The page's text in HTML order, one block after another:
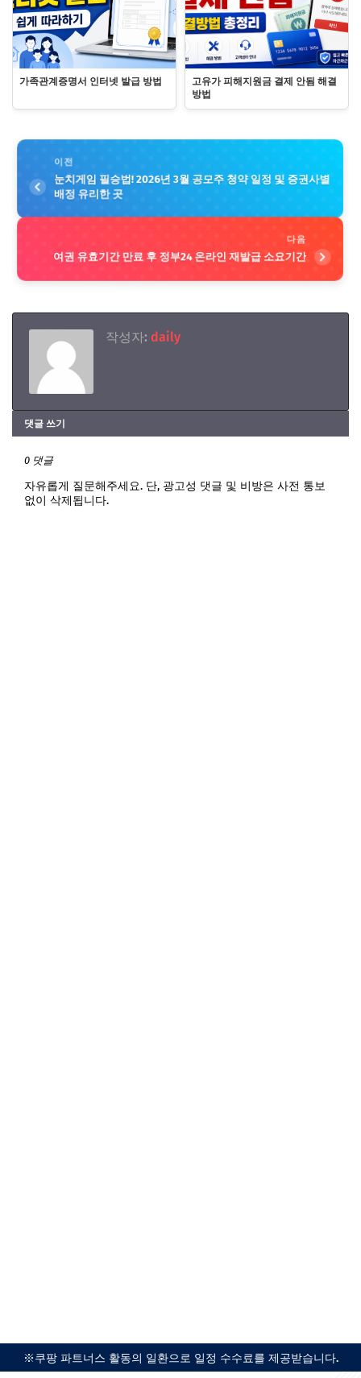
가족관계증명서 인터넷 발급 방법
고유가 피해지원금 결제 안됨 해결
방법
이전
눈치게임 필승법! 2026년 3월 공모주 청약 일정 및 증권사별
배정 유리한 곳
다음
여권 유효기간 만료 후 정부24 온라인 재발급 소요기간
작성자: daily
댓글 쓰기
0 댓글
자유롭게 질문해주세요. 단, 광고성 댓글 및 비방은 사전 통보
없이 삭제됩니다.
※쿠팡 파트너스 활동의 일환으로 일정 수수료를 제공받습니다.